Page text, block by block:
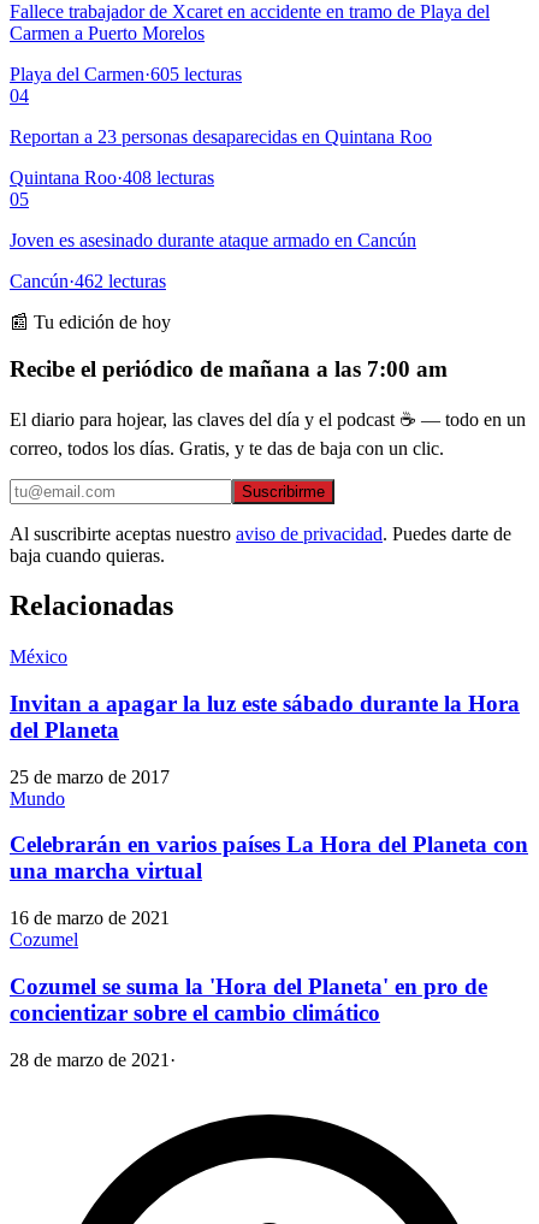
Fallece trabajador de Xcaret en accidente en tramo de Playa del
Carmen a Puerto Morelos
Playa del Carmen·605 lecturas
04
Reportan a 23 personas desaparecidas en Quintana Roo
Quintana Roo·408 lecturas
05
Joven es asesinado durante ataque armado en Cancún
Cancún·462 lecturas
📰 Tu edición de hoy
Recibe el periódico de mañana a las 7:00 am
El diario para hojear, las claves del día y el podcast ☕ — todo en un
correo, todos los días. Gratis, y te das de baja con un clic.
Suscribirme
Al suscribirte aceptas nuestro aviso de privacidad. Puedes darte de
baja cuando quieras.
Relacionadas
México
Invitan a apagar la luz este sábado durante la Hora
del Planeta
25 de marzo de 2017
Mundo
Celebrarán en varios países La Hora del Planeta con
una marcha virtual
16 de marzo de 2021
Cozumel
Cozumel se suma la 'Hora del Planeta' en pro de
concientizar sobre el cambio climático
28 de marzo de 2021 ·